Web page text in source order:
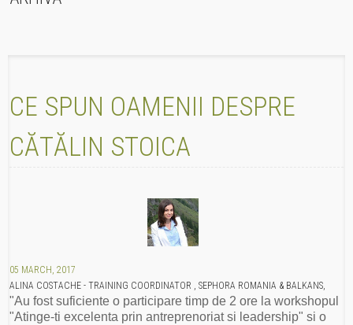
CE SPUN OAMENII DESPRE
CĂTĂLIN STOICA
05 MARCH, 2017
ALINA COSTACHE - TRAINING COORDINATOR , SEPHORA ROMANIA & BALKANS,
"Au fost suficiente o participare timp de 2 ore la workshopul
"Atinge-ti excelenta prin antreprenoriat si leadership" si o